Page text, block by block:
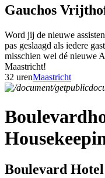
Gauchos
Word jij de nieuwe
pas geslaagd als iedere
misschien wel dé nieuwe
Maastricht!
32 urenMaastricht
Boulevard Hotel